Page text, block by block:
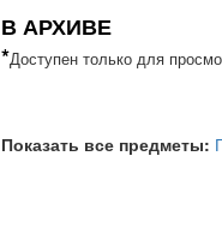
В АРХИВЕ
*Доступен только для
Показать все предметы: